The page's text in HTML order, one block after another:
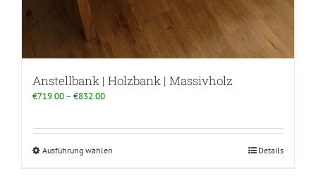
Anstellbank | Holzbank | Massivholz
€719.00– €832.00
Ausführung wählen Details